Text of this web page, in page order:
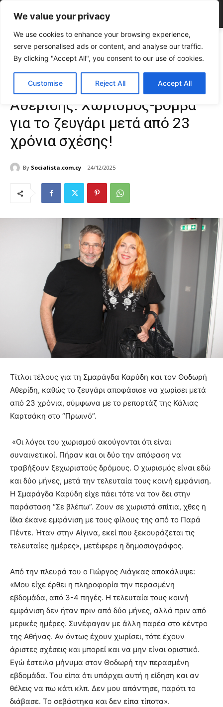
We value your privacy
We use cookies to enhance your browsing experience,
serve personalised ads or content, and analyse our traffic.
By clicking "Accept All", you consent to our use of cookies.
Customise Reject All Accept All
Home CELEBRITIES
Σμαράγδα Καρύδη & Θοδωρής Αθερίδης:
Χωρισμός-βόμβα για το ζευγάρι μετά από 23...
Σμαράγδα Καρύδη & Θοδωρής
Αθερίδης: Χωρισμός-βόμβα
για το ζευγάρι μετά από 23
χρόνια σχέσης!
By Socialista.com.cy 24/12/2025
Τίτλοι τέλους για τη Σμαράγδα Καρύδη και τον Θοδωρή
Αθερίδη, καθώς το ζευγάρι αποφάσισε να χωρίσει μετά
από 23 χρόνια, σύμφωνα με το ρεπορτάζ της Κάλιας
Καρτσάκη στο “Πρωινό”.
«Οι λόγοι του χωρισμού ακούγονται ότι είναι
συναινετικοί. Πήραν και οι δύο την απόφαση να
τραβήξουν ξεχωριστούς δρόμους. Ο χωρισμός είναι εδώ
και δύο μήνες, μετά την τελευταία τους κοινή εμφάνιση.
Η Σμαράγδα Καρύδη είχε πάει τότε να τον δει στην
παράσταση “Σε βλέπω”. Ζουν σε χωριστά σπίτια, χθες η
ίδια έκανε εμφάνιση με τους φίλους της από το Παρά
Πέντε. Ήταν στην Αίγινα, εκεί που ξεκουράζεται τις
τελευταίες ημέρες», μετέφερε η δημοσιογράφος.
Από την πλευρά του ο Γιώργος Λιάγκας αποκάλυψε:
«Μου είχε έρθει η πληροφορία την περασμένη
εβδομάδα, από 3-4 πηγές. Η τελευταία τους κοινή
εμφάνιση δεν ήταν πριν από δύο μήνες, αλλά πριν από
μερικές ημέρες. Συνέφαγαν με άλλη παρέα στο κέντρο
της Αθήνας. Αν όντως έχουν χωρίσει, τότε έχουν
άριστες σχέσεις και μπορεί και να μην είναι οριστικό.
Εγώ έστειλα μήνυμα στον Θοδωρή την περασμένη
εβδομάδα. Του είπα ότι υπάρχει αυτή η είδηση και αν
θέλεις να πω κάτι κλπ. Δεν μου απάντησε, παρότι το
διάβασε. Το σεβάστηκα και δεν είπα τίποτα».